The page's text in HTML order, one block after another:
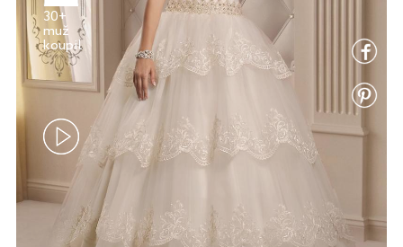
30+
muž
koupil